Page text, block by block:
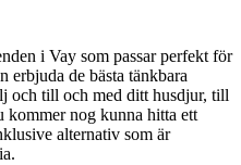
i Vay som passar perfekt för
erbjuda de bästa tänkbara
och till och med ditt husdjur, till
kommer nog kunna hitta ett
alternativ som är